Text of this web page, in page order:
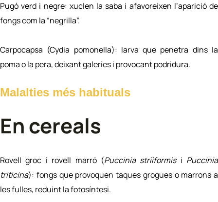
Pugó verd i negre: xuclen la saba i afavoreixen l’aparició de
fongs com la “negrilla”.
Carpocapsa (Cydia pomonella): larva que penetra dins la
poma o la pera, deixant galeries i provocant podridura.
Malalties més habituals
En cereals
Rovell groc i rovell marró (Puccinia striiformisi Puccinia
triticina): fongs que provoquen taques grogues o marrons a
les fulles, reduint la fotosíntesi.